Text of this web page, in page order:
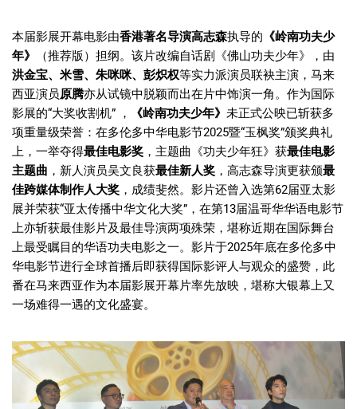
本届影展开幕电影由香港著名导演高志森执导的 《岭南功夫少
年》
（推荐版）担纲。该片改编自话剧《佛山功夫少年》，由
洪金宝、米雪、朱咪咪、彭炽权等实力派演员联袂主演，马来
西亚演员原腾亦从试镜中脱颖而出在片中饰演一角。 作为国际
影展的“大奖收割机” ，
《岭南功夫少年》 未正式公映已斩获多
项重量级荣誉：在多伦多中华电影节2025暨“玉枫奖”颁奖典礼
上，一举夺得最佳电影奖 ，主题曲《功夫少年狂》获最佳电影
主题曲 ，新人演员吴文良获最佳新人奖 ，高志森导演更获颁最
佳跨媒体制作人大奖 ，成绩斐然。影片还曾入选第62届亚太影
展并荣获“亚太传播中华文化大奖”，在第13届温哥华华语电影节
上亦斩获最佳影片及最佳导演两项殊荣，堪称近期在国际舞台
上最受瞩目的华语功夫电影之一。影片于2025年底在多伦多中
华电影节进行全球首播后即获得国际影评人与观众的盛赞，此
番在马来西亚作为本届影展开幕片率先放映，堪称大银幕上又
一场难得一遇的文化盛宴。